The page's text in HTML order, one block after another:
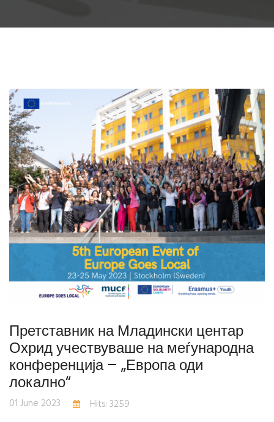
Претставник на Младински центар
Охрид учествуваше на меѓународна
конференција – „Европа оди
локално“
01 June 2023
Hits: 3259